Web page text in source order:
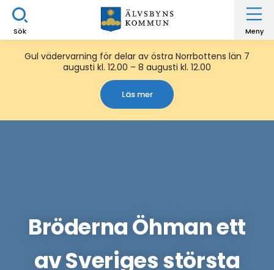
Sök Meny
Gul vädervarning för delar av östra Norrbottens län 7
augusti kl. 12.00 – 8 augusti kl. 12.00
Läs mer
Bröderna Öhman ett
av Sveriges största